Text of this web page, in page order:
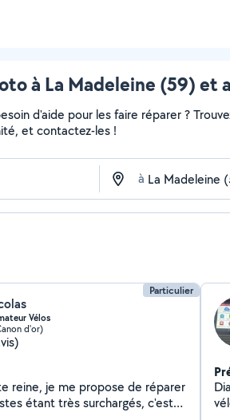
à La Madeleine (59) et
d'aide pour les faire réparer ?
et contactez-les !
à
Particulier
Vélos
d'or)
reine, je me propose de réparer
étant très surchargés, c'est